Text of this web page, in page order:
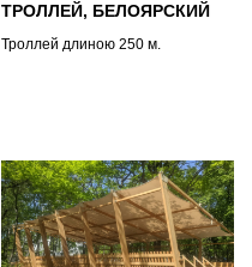
ТРОЛЛЕЙ, БЕЛОЯРСКИЙ
Троллей длиною 250 м.